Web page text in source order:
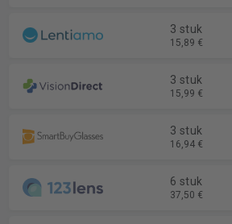
3 stuk
15,89 €
3 stuk
15,99 €
3 stuk
16,94 €
6 stuk
37,50 €